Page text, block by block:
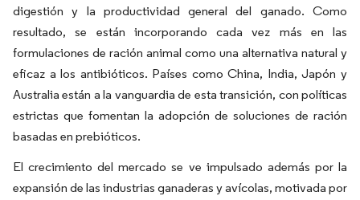
digestión y la productividad general del ganado. Como
resultado, se están incorporando cada vez más en las
formulaciones de ración animal como una alternativa natural y
eficaz a los antibióticos. Países como China, India, Japón y
Australia están a la vanguardia de esta transición, con políticas
estrictas que fomentan la adopción de soluciones de ración
basadas en prebióticos.
El crecimiento del mercado se ve impulsado además por la
expansión de las industrias ganaderas y avícolas, motivada por